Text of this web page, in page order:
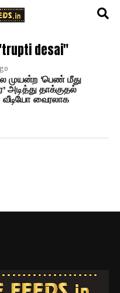
desai"
முயன்ற ‘பெண் மீது
அடித்து தாக்குதல்
வீடியோ வைரலாக